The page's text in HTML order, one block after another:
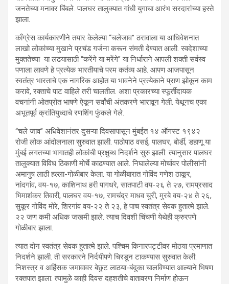
जनतेच्या मनावर बिंबले. पालघर तालुक्यात गांधी युगाचा आरंभ सरदारांच्या हस्ते
झाला.
काँग्रेस कार्यकारणीने तयार केलेल्या “चलेजाव” ठरावाला या आधिवेशनात
लाखो लोकांच्या मुखाने प्रचंड गर्जना करून संमती देण्यात आली. स्वदेशाच्या
मुक्ततेच्या या लढयासाठी “करेंगे या मरेंगे” या निर्धाराने आपली शक्ती सर्वस्व
पणाला लावणे हे प्रत्येक भारतीयाचे परम कर्तव्य आहे. आपण आजपासून
स्वतंत्र भारताचे एक नागरिक आहोत या भावनेने प्रत्येकाने प्राण झोकून काम
करावे, रक्ताचे पाट वाहिले तरी चालतील. अशा प्रकारच्या स्फूर्तीदायक
वचनांनी ओतप्रोत भाषणे ऐकून सर्वांची अंतकरणे भारावून गेली. येथूनच एका
अभूतपूर्व क्रांतियुध्दाचे रणशिंग फुंकले गेले.
“चले जाव” अधिवेशानंतर दुसऱ्या दिवसापासून मुंबईत १४ ऑगस्ट १९४२
रोजी लोक आंदोलनाला सुरुवात झाली. पाठोपाठ वसई, पालघर, बोर्डी, डहाणू या
मुंबई लगतच्या भागातही लोकांची प्रक्षुब्ध निदर्शने सुरु झाली. त्यानुसार पालघर
तालुक्यात विविध ठिकाणी मोर्चे काढण्यात आले. निघालेल्या मोर्चावर पोलीसांनी
अमानुष लाठी हल्ला-गोळीबार केला. या गोळीबारात गोविंद गणेश ठाकूर,
नांदगांव, वय-१७, काशिनाथ हरी पागधरे, सातपाटी वय-२६ ते २७, रामप्रसाद
भिमाशंकर तिवारी, पालघर वय-१७, रामचंद्र माधव चुरी, मुरबे वय-२४ ते २६,
सुकूर गोविंद मोरे, शिरगांव वय-२२ ते २३, हे पाच स्वतंत्र सेवक हुतात्मे झाले.
२२ जण कमी अधिक जखमी झाले. त्याच दिवशी चिंचणी येथेही क्रुरपणे
गोळीबार झाला.
त्यात दोन स्वतंत्र सेवक हुतात्मे झाले. पश्चिम किनारपट्टीवर मोठया प्रमाणात
निदर्शने झाली. ती सरकारने निर्दयीपणे चिरडून टाकण्यास सुरुवात केली.
निशस्त्र व अहिंसक जमावावर बेछुट लाठया-बंदुका चालविण्यात आल्याने भिषण
रक्तपात झाला. त्यामुळे काही दिवस दहशतीचे वातावरण निर्माण होऊन